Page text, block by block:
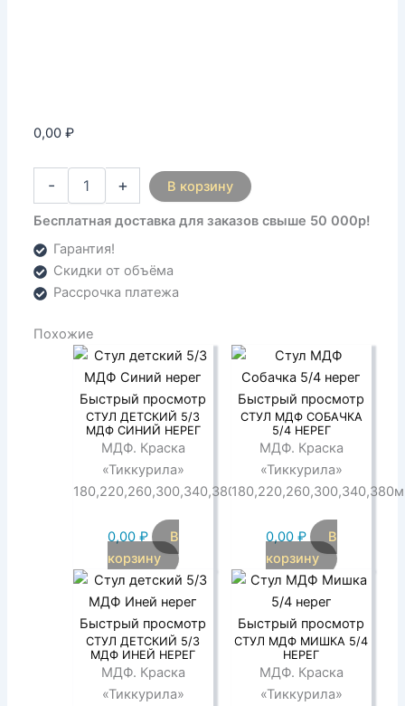
0,00₽
- + В корзину
Бесплатная доставка для заказов свыше 50 000р!
Гарантия!
Скидки от объёма
Рассрочка платежа
Похожие
Быстрый просмотр
СТУЛ ДЕТСКИЙ 5/3
МДФ СИНИЙ НЕРЕГ
МДФ. Краска
«Тиккурила»
180,220,260,300,340,380мм
0,00 ₽
В
корзину
Быстрый просмотр
СТУЛ МДФ СОБАЧКА
5/4 НЕРЕГ
МДФ. Краска
«Тиккурила»
0,00 ₽
В
корзину
Быстрый просмотр
СТУЛ ДЕТСКИЙ 5/3
МДФ ИНЕЙ НЕРЕГ
МДФ. Краска
«Тиккурила»
Быстрый просмотр
СТУЛ МДФ МИШКА 5/4
НЕРЕГ
МДФ. Краска
«Тиккурила»